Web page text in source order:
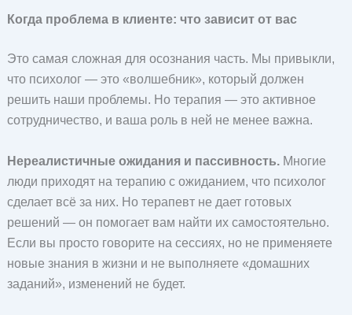
Когда проблема в клиенте: что зависит от вас
Это самая сложная для осознания часть. Мы привыкли,
что психолог — это «волшебник», который должен
решить наши проблемы. Но терапия — это активное
сотрудничество, и ваша роль в ней не менее важна.
Нереалистичные ожидания и пассивность.Многие
люди приходят на терапию с ожиданием, что психолог
сделает всё за них. Но терапевт не дает готовых
решений — он помогает вам найти их самостоятельно.
Если вы просто говорите на сессиях, но не применяете
новые знания в жизни и не выполняете «домашних
заданий», изменений не будет.